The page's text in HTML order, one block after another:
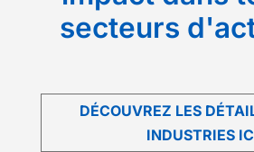
secteurs
DÉCOUVREZ LES
INDUSTRIES